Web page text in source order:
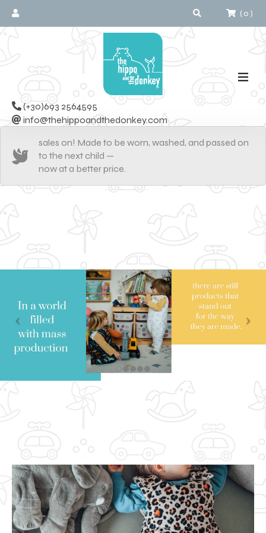
(0 )
(+30)693 2564595
info@thehippoandthedonkey.com
sales on! Made to be worn, washed, and passed on
to the next child —
now at a better price.